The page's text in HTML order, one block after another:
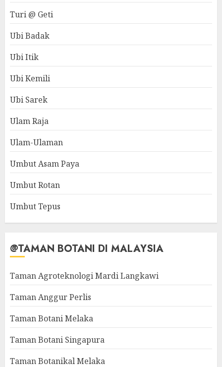
Turi @ Geti
Ubi Badak
Ubi Itik
Ubi Kemili
Ubi Sarek
Ulam Raja
Ulam-Ulaman
Umbut Asam Paya
Umbut Rotan
Umbut Tepus
@TAMAN BOTANI DI MALAYSIA
Taman Agroteknologi Mardi Langkawi
Taman Anggur Perlis
Taman Botani Melaka
Taman Botani Singapura
Taman Botanikal Melaka